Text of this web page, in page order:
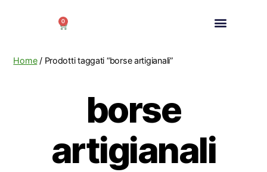
0
Home/ Prodotti taggati “borse artigianali”
borse
artigianali